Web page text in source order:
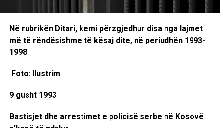
Në rubrikën Ditari, kemi përzgjedhur disa nga lajmet
më të rëndësishme të kësaj dite, në periudhën 1993-
1998.
Foto: Ilustrim
9 gusht 1993
Bastisjet dhe arrestimet e policisë serbe në Kosovë